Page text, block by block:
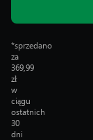
*sprzedano
za
369,99
zł
w
ciągu
ostatnich
30
dni